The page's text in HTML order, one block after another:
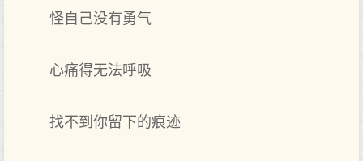
怪自己没有勇气
心痛得无法呼吸
找不到你留下的痕迹